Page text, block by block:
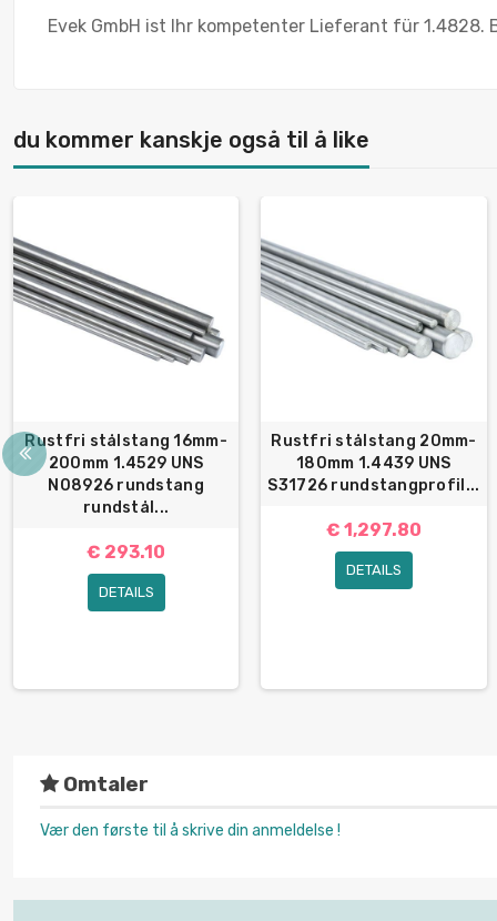
Evek GmbH ist Ihr kompetenter Lieferant für
du kommer kanskje også til å like
Rustfri stålstang 16mm-
200mm 1.4529 UNS
N08926 rundstang
rundstål...
€ 293.10
DETAILS
Rustfri stålstang 20mm-
180mm 1.4439 UNS
S31726 rundstangprofil...
€ 1,297.80
DETAILS
Omtaler
Vær den første til å skrive din anmeldelse !